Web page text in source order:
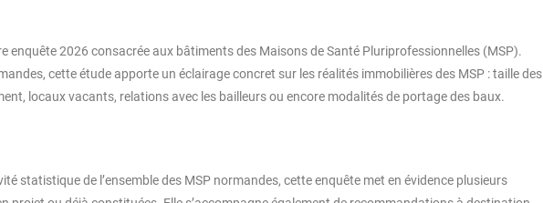
enquête 2026 consacrée aux bâtiments des Maisons de Santé Pluriprofessionnelles (MSP).
cette étude apporte un éclairage concret sur les réalités immobilières des MSP : taille des
locaux vacants, relations avec les bailleurs ou encore modalités de portage des baux.
statistique de l’ensemble des MSP normandes, cette enquête met en évidence plusieurs